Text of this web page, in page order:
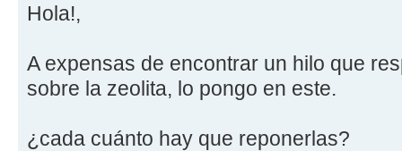
Hola!,
A expensas de encontrar un hilo que
sobre la zeolita, lo pongo en este.
¿cada cuánto hay que reponerlas?